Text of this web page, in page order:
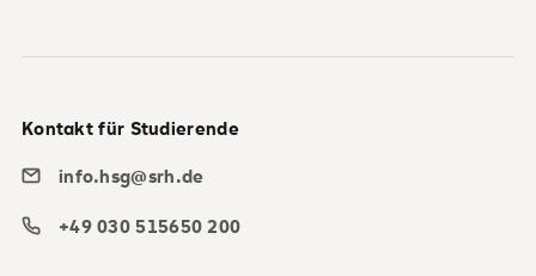
Kontakt für Studierende
info.hsg@srh.de
+49 030 515650 200